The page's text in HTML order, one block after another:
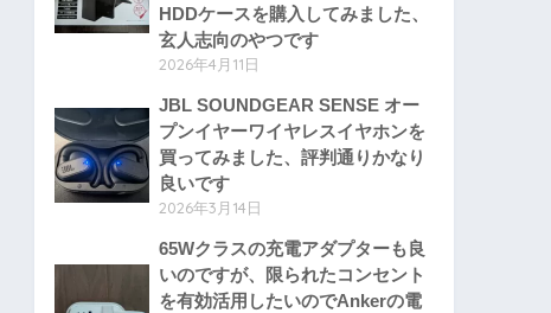
HDDケースを購入してみました、
玄人志向のやつです
2026年4月11日
JBL SOUNDGEAR SENSE オー
プンイヤーワイヤレスイヤホンを
買ってみました、評判通りかなり
良いです
2026年3月14日
65Wクラスの充電アダプターも良
いのですが、限られたコンセント
を有効活用したいのでAnkerの電